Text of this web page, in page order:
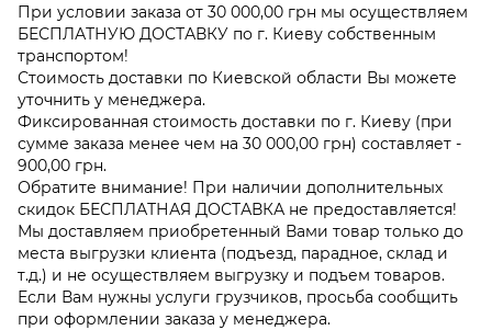
При условии заказа от 30 000,00 грн мы осуществляем
БЕСПЛАТНУЮ ДОСТАВКУ по г. Киеву собственным
транспортом!
Стоимость доставки по Киевской области Вы можете
уточнить у менеджера.
Фиксированная стоимость доставки по г. Киеву (при
сумме заказа менее чем на 30 000,00 грн) составляет -
900,00 грн.
Обратите внимание! При наличии дополнительных
скидок БЕСПЛАТНАЯ ДОСТАВКА не предоставляется!
Мы доставляем приобретенный Вами товар только до
места выгрузки клиента (подъезд, парадное, склад и
т.д.) и не осуществляем выгрузку и подъем товаров.
Если Вам нужны услуги грузчиков, просьба сообщить
при оформлении заказа у менеджера.